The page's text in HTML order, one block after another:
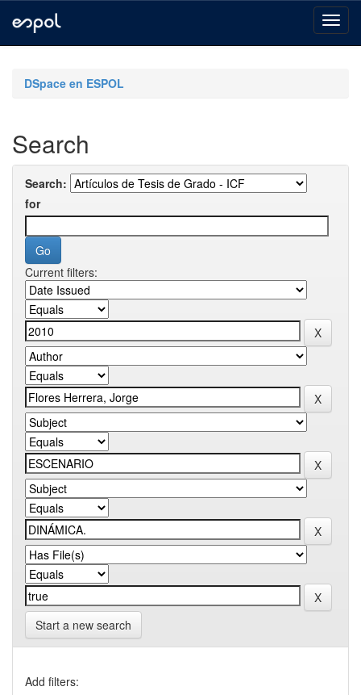
navigationDSpace en ESPOL
Search
Search:
for
Current filters:
Start a new search
Add filters: